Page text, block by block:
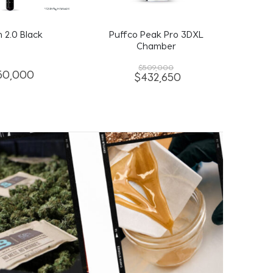
Pro 3DXL
Puffco Peak Pro Oculus Carb
Cap
$115,000
$97,750